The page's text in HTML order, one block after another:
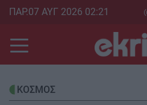
Skip
main
content
ΠΑΡ.07 ΑΥΓ 2026 02:21
ΚΟΣΜΟΣ